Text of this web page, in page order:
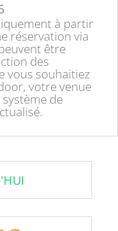
à partir
réservation via
être
des
vous souhaitiez
votre venue
de